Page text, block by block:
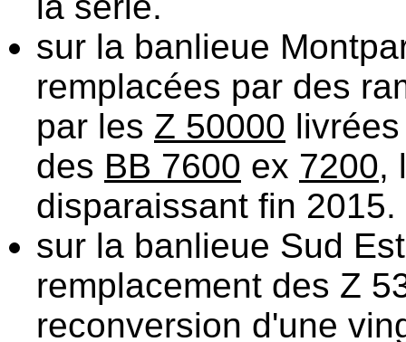
sur la banlieue
remplacées par des
par les Z 50000
des BB 7600 ex 7200,
disparaissant fin 2015.
sur la banlieue Sud
remplacement des Z
reconversion d'une